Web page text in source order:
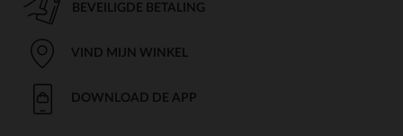
BEVEILIGDE BETALING
VIND MIJN WINKEL
DOWNLOAD DE APP